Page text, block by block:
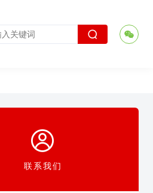



联系我们